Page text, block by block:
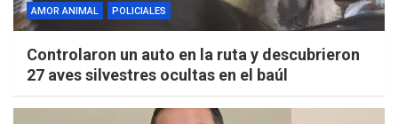
AMOR ANIMAL POLICIALES
Controlaron un auto en la ruta y descubrieron
27 aves silvestres ocultas en el baúl